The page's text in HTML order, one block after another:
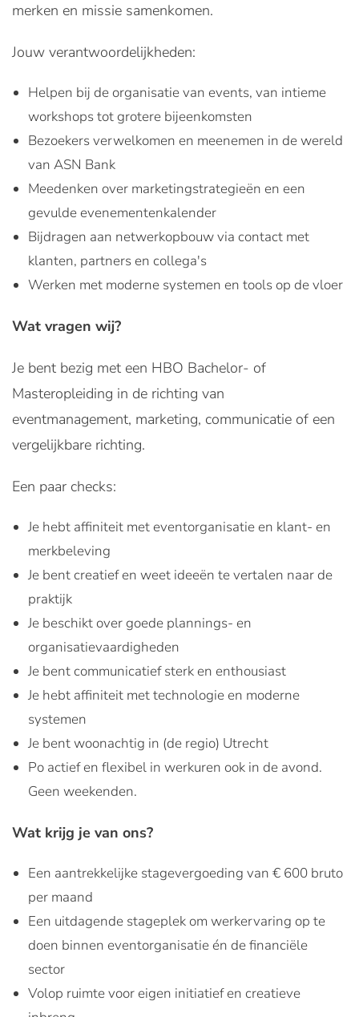
merken en missie samenkomen.
Jouw verantwoordelijkheden:
Helpen bij de organisatie van events, van intieme
workshops tot grotere bijeenkomsten
Bezoekers verwelkomen en meenemen in de wereld
van ASN Bank
Meedenken over marketingstrategieën en een
gevulde evenementenkalender
Bijdragen aan netwerkopbouw via contact met
klanten, partners en collega's
Werken met moderne systemen en tools op de vloer
Wat vragen wij?
Je bent bezig met een HBO Bachelor- of
Masteropleiding in de richting van
eventmanagement, marketing, communicatie of een
vergelijkbare richting.
Een paar checks:
Je hebt affiniteit met eventorganisatie en klant- en
merkbeleving
Je bent creatief en weet ideeën te vertalen naar de
praktijk
Je beschikt over goede plannings- en
organisatievaardigheden
Je bent communicatief sterk en enthousiast
Je hebt affiniteit met technologie en moderne
systemen
Je bent woonachtig in (de regio) Utrecht
Po actief en flexibel in werkuren ook in de avond.
Geen weekenden.
Wat krijg je van ons?
Een aantrekkelijke stagevergoeding van € 600 bruto
per maand
Een uitdagende stageplek om werkervaring op te
doen binnen eventorganisatie én de financiële
sector
Volop ruimte voor eigen initiatief en creatieve